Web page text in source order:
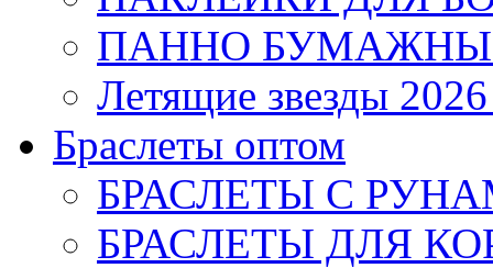
ПАННО
Летящие звезды
Браслеты оптом
БРАСЛЕТЫ С
БРАСЛЕТЫ ДЛЯ